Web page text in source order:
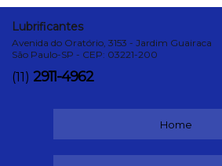
Lubrificantes
Avenida do Oratório, 3153 - Jardim Guairaca
São Paulo-SP - CEP: 03221-200
(11) 2911-4962
Home